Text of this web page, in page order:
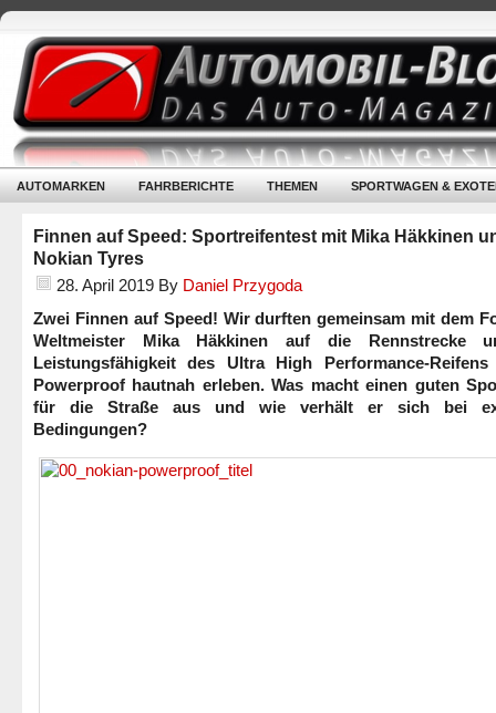
AUTOMARKEN FAHRBERICHTE THEMEN SPORTWAGEN &
Finnen auf Speed: Sportreifentest mit Mika Häkkinen
Nokian Tyres
28. April 2019 By Daniel Przygoda
Zwei Finnen auf Speed! Wir durften gemeinsam mit dem
Weltmeister Mika Häkkinen auf die Rennstrecke
Leistungsfähigkeit des Ultra High Performance-Reifens
Powerproof hautnah erleben. Was macht einen guten
für die Straße aus und wie verhält er sich bei
Bedingungen?